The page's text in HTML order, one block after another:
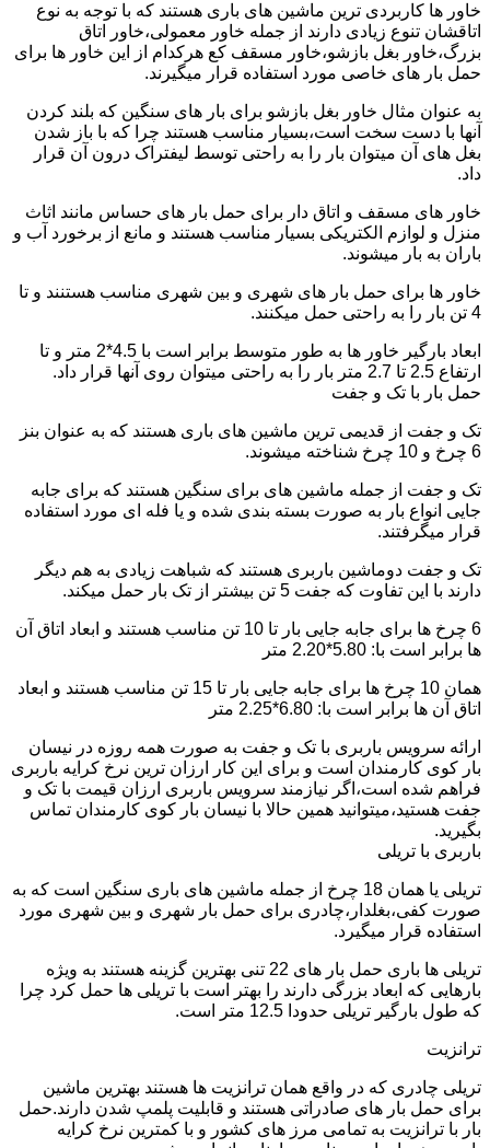
خاور ها کاربردی ترین ماشین های باری هستند که با توجه به نوع
اتاقشان تنوع زیادی دارند از جمله خاور معمولی،خاور اتاق
بزرگ،خاور بغل بازشو،خاور مسقف کع هرکدام از این خاور ها برای
حمل بار های خاصی مورد استفاده قرار میگیرند.
به عنوان مثال خاور بغل بازشو برای بار های سنگین که بلند کردن
آنها با دست سخت است،بسیار مناسب هستند چرا که با باز شدن
بغل های آن میتوان بار را به راحتی توسط لیفتراک درون آن قرار
داد.
خاور های مسقف و اتاق دار برای حمل بار های حساس مانند اثاث
منزل و لوازم الکتریکی بسیار مناسب هستند و مانع از برخورد آب و
باران به بار میشوند.
خاور ها برای حمل بار های شهری و بین شهری مناسب هستنند و تا
4 تن بار را به راحتی حمل میکنند.
ابعاد بارگیر خاور ها به طور متوسط برابر است با 4.5*2 متر و تا
ارتفاع 2.5 تا 2.7 متر بار را به راحتی میتوان روی آنها قرار داد.
حمل بار با تک و جفت
تک و جفت از قدیمی ترین ماشین های باری هستند که به عنوان بنز
6 چرخ و 10 چرخ شناخته میشوند.
تک و جفت از جمله ماشین های برای سنگین هستند که برای جابه
جایی انواع بار به صورت بسته بندی شده و یا فله ای مورد استفاده
قرار میگرفتند.
تک و جفت دوماشین باربری هستند که شباهت زیادی به هم دیگر
دارند با این تفاوت که جفت 5 تن بیشتر از تک بار حمل میکند.
6 چرخ ها برای جابه جایی بار تا 10 تن مناسب هستند و ابعاد اتاق آن
ها برابر است با: 5.80*2.20 متر
همان 10 چرخ ها برای جابه جایی بار تا 15 تن مناسب هستند و ابعاد
اتاق آن ها برابر است با: 6.80*2.25 متر
ارائه سرویس باربری با تک و جفت به صورت همه روزه در نیسان
بار کوی کارمندان است و برای این کار ارزان ترین نرخ کرایه باربری
فراهم شده است،اگر نیازمند سرویس باربری ارزان قیمت با تک و
جفت هستید،میتوانید همین حالا با نیسان بار کوی کارمندان تماس
بگیرید.
باربری با تریلی
تریلی یا همان 18 چرخ از جمله ماشین های باری سنگین است که به
صورت کفی،بغلدار،چادری برای حمل بار شهری و بین شهری مورد
استفاده قرار میگیرد.
تریلی ها باری حمل بار های 22 تنی بهترین گزینه هستند به ویژه
بارهایی که ابعاد بزرگی دارند را بهتر است با تریلی ها حمل کرد چرا
که طول بارگیر تریلی حدودا 12.5 متر است.
ترانزیت
تریلی چادری که در واقع همان ترانزیت ها هستند بهترین ماشین
برای حمل بار های صادراتی هستند و قابلیت پلمپ شدن دارند.حمل
بار با ترانزیت به تمامی مرز های کشور و با کمترین نرخ کرایه